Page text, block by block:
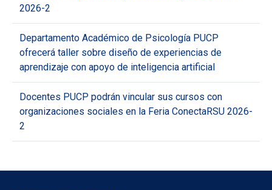
2026-2
Departamento Académico de Psicología PUCP
ofrecerá taller sobre diseño de experiencias de
aprendizaje con apoyo de inteligencia artificial
Docentes PUCP podrán vincular sus cursos con
organizaciones sociales en la Feria ConectaRSU 2026-
2